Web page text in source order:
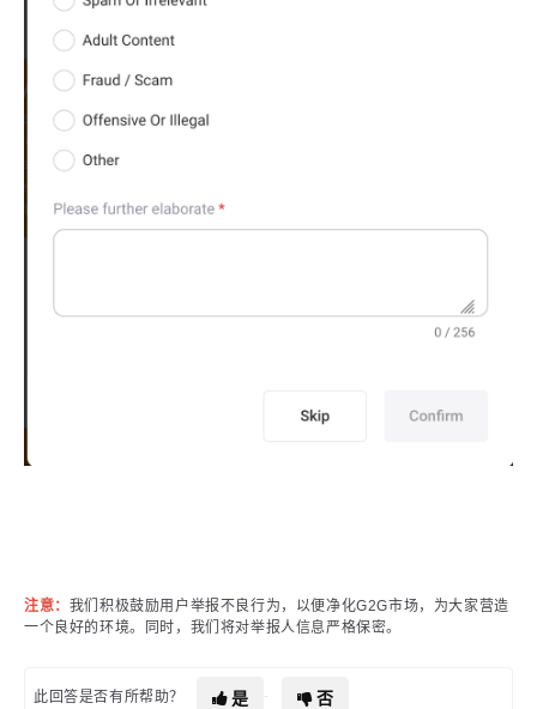
注意： 我们积极鼓励用户举报不良行为，以便净化G2G市场，为大家营造
一个良好的环境。同时，我们将对举报人信息严格保密。
此回答是否有所帮助？ 是 否